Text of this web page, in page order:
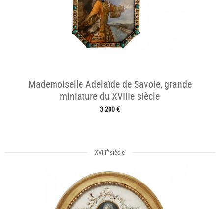
Mademoiselle Adelaïde de Savoie, grande
miniature du XVIIIe siècle
3 200 €
XVIIIe siècle